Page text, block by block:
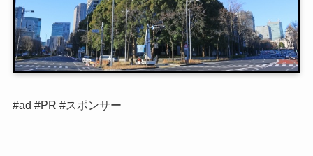
#ad #PR #スポンサー